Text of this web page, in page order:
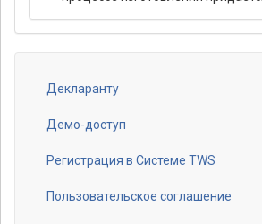
Footer
menu
Декларанту
Демо-доступ
Регистрация в Системе TWS
Пользовательское соглашение